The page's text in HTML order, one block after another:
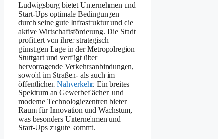
Ludwigsburg bietet Unternehmen und
Start-Ups optimale Bedingungen
durch seine gute Infrastruktur und die
aktive Wirtschaftsförderung. Die Stadt
profitiert von ihrer strategisch
günstigen Lage in der Metropolregion
Stuttgart und verfügt über
hervorragende Verkehrsanbindungen,
sowohl im Straßen- als auch im
öffentlichen Nahverkehr. Ein breites
Spektrum an Gewerbeflächen und
moderne Technologiezentren bieten
Raum für Innovation und Wachstum,
was besonders Unternehmen und
Start-Ups zugute kommt.